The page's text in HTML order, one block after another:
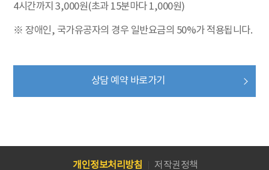
4시간까지 3,000원(초과 15분마다 1,000원)
※ 장애인, 국가유공자의 경우 일반요금의 50%가 적용됩니다.
상담 예약 바로가기
개인정보처리방침 저작권정책